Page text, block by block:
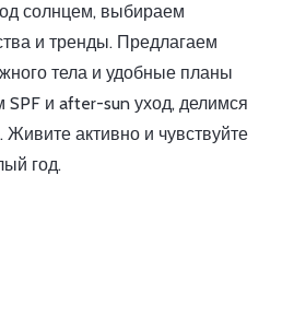
солнцем, выбираем
и тренды. Предлагаем
тела и удобные планы
и after-sun уход, делимся
Живите активно и чувствуйте
год.